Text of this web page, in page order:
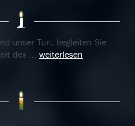
unser Tun, begleiten Sie
des ... weiterlesen